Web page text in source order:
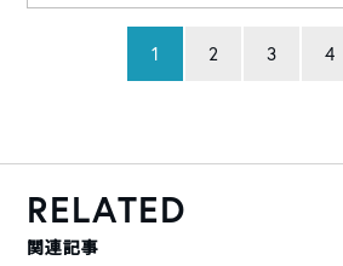
1 2 3 4
RELATED
関連記事